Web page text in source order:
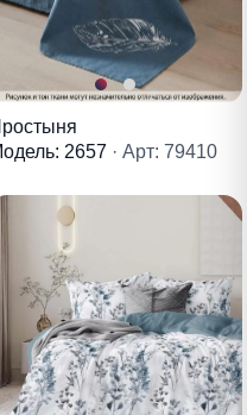
2657 · Арт: 79410